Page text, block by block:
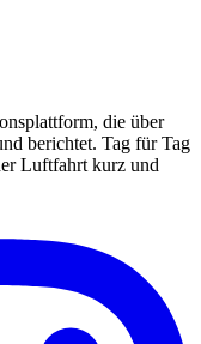
die über
berichtet. Tag für Tag
Luftfahrt kurz und